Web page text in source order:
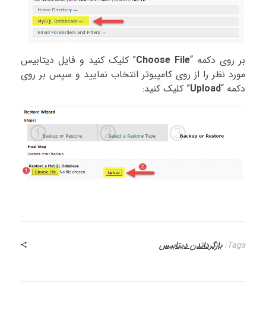
بر روی دکمه “Choose File” کلیک کنید و فایل دیتابیس
مورد نظر را از روی کامپیوتر انتخاب نمایید و سپس بر روی
دکمه “Upload” کلیک کنید:
Tags: بازگرداندن دیتابیس